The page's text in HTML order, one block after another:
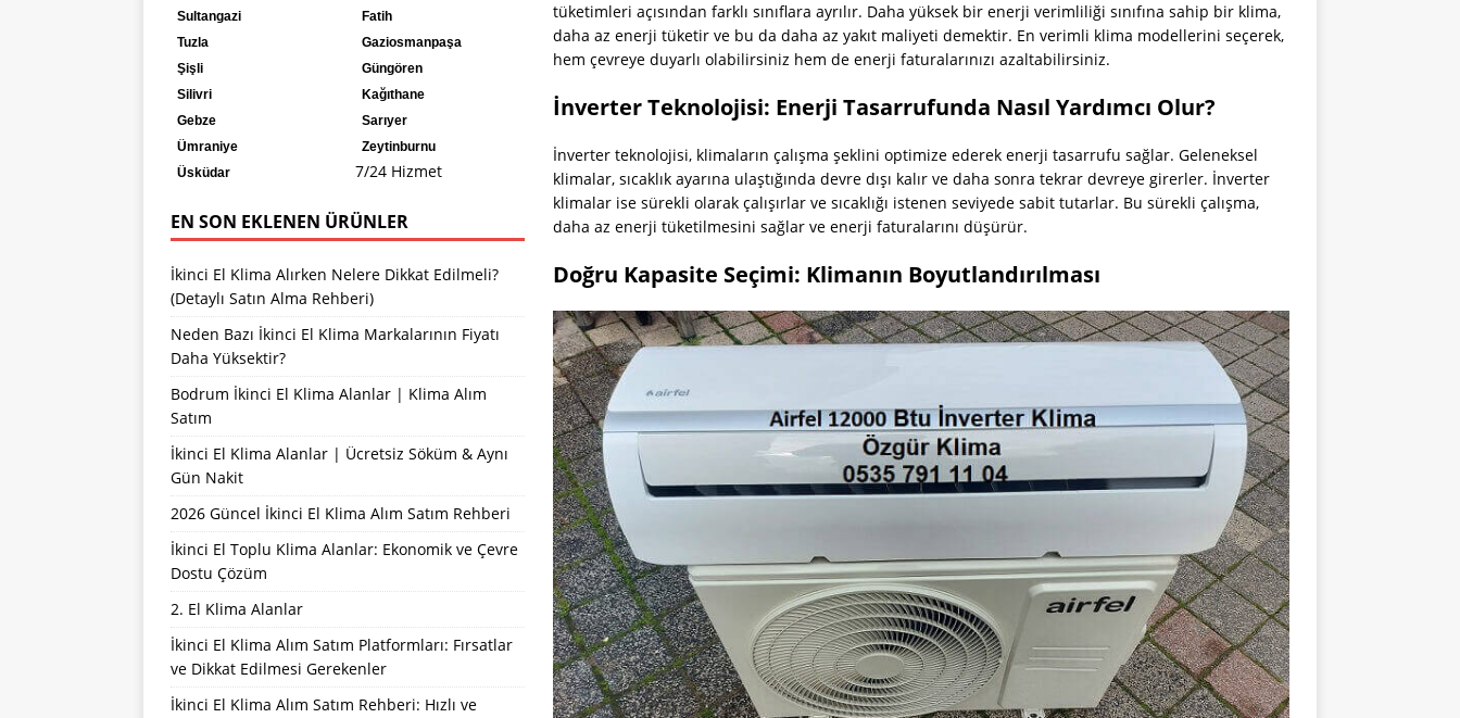
tüketimleri açısından farklı sınıflara ayrılır. Daha yüksek bir enerji verimliliği sınıfına sahip bir klima,
daha az enerji tüketir ve bu da daha az yakıt maliyeti demektir. En verimli klima modellerini seçerek,
hem çevreye duyarlı olabilirsiniz hem de enerji faturalarınızı azaltabilirsiniz.
İnverter Teknolojisi: Enerji Tasarrufunda Nasıl Yardımcı Olur?
İnverter teknolojisi, klimaların çalışma şeklini optimize ederek enerji tasarrufu sağlar. Geleneksel
klimalar, sıcaklık ayarına ulaştığında devre dışı kalır ve daha sonra tekrar devreye girerler. İnverter
klimalar ise sürekli olarak çalışırlar ve sıcaklığı istenen seviyede sabit tutarlar. Bu sürekli çalışma,
daha az enerji tüketilmesini sağlar ve enerji faturalarını düşürür.
Doğru Kapasite Seçimi: Klimanın Boyutlandırılması
Sultangazi
Tuzla
Şişli
Silivri
Gebze
Ümraniye
Üsküdar
Fatih
Gaziosmanpaşa
Güngören
Kağıthane
Sarıyer
Zeytinburnu
7/24 Hizmet
EN SON EKLENEN ÜRÜNLER
İkinci El Klima Alırken Nelere Dikkat Edilmeli?
(Detaylı Satın Alma Rehberi)
Neden Bazı İkinci El Klima Markalarının Fiyatı
Daha Yüksektir?
Bodrum İkinci El Klima Alanlar | Klima Alım
Satım
İkinci El Klima Alanlar | Ücretsiz Söküm & Aynı
Gün Nakit
2026 Güncel İkinci El Klima Alım Satım Rehberi
İkinci El Toplu Klima Alanlar: Ekonomik ve Çevre
Dostu Çözüm
2. El Klima Alanlar
İkinci El Klima Alım Satım Platformları: Fırsatlar
ve Dikkat Edilmesi Gerekenler
İkinci El Klima Alım Satım Rehberi: Hızlı ve